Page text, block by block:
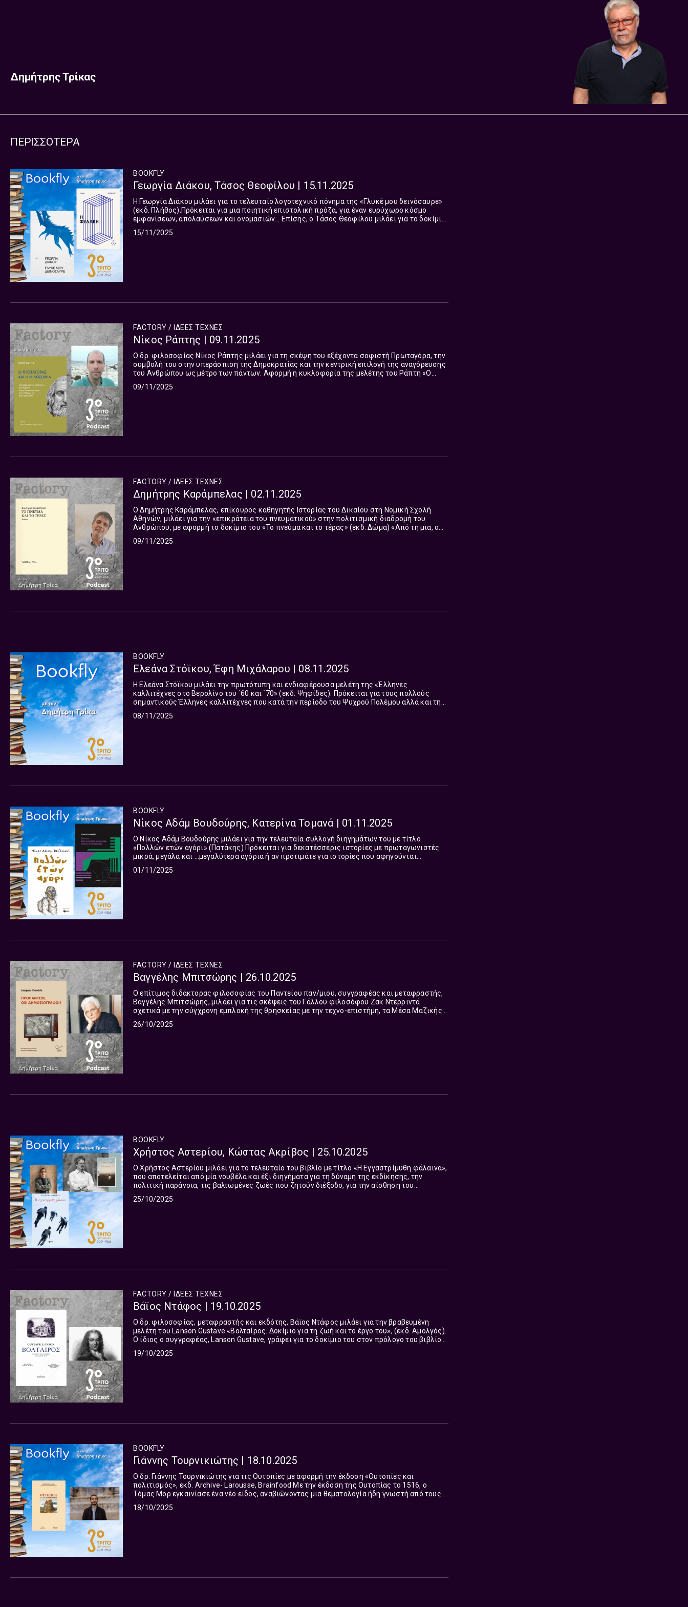
Δημήτρης Τρίκας
ΠΕΡΙΣΣΟΤΕΡΑ
BOOKFLY
Γεωργία Διάκου, Τάσος Θεοφίλου | 15.11.2025
Η Γεωργία Διάκου μιλάει για το τελευταίο λογοτεχνικό πόνημα της «Γλυκέ μου δεινόσαυρε»
(εκδ. Πλήθος).Πρόκειται για μια ποιητική επιστολική πρόζα, για έναν ευρύχωρο κόσμο
εμφανίσεων, απολαύσεων και ονομασιών… Επίσης, ο Τάσος Θεοφίλου μιλάει για το δοκίμιο
15/11/2025
FACTORY / ΙΔΕΕΣ ΤΕΧΝΕΣ
Νίκος Ράπτης | 09.11.2025
Ο δρ. φιλοσοφίας Νίκος Ράπτης μιλάει για τη σκέψη του εξέχοντα σοφιστή Πρωταγόρα, την
συμβολή του στην υπεράσπιση της Δημοκρατίας και την κεντρική επιλογή της αναγόρευσης
του Ανθρώπου ως μέτρο των πάντων. Αφορμή η κυκλοφορία της μελέτης του Ράπτη «Ο
09/11/2025
FACTORY / ΙΔΕΕΣ ΤΕΧΝΕΣ
Δημήτρης Καράμπελας | 02.11.2025
Ο Δημήτρης Καράμπελας, επίκουρος καθηγητής Ιστορίας του Δικαίου στη Νομική Σχολή
Αθηνών, μιλάει για την «επικράτεια του πνευματικού» στην πολιτισμική διαδρομή του
Ανθρώπου, με αφορμή το δοκίμιο του «Το πνεύμα και το τέρας» (εκδ. Δώμα) «Από τη μια, ο
09/11/2025
BOOKFLY
Ελεάνα Στόϊκου, Έφη Μιχάλαρου | 08.11.2025
Η Ελεάνα Στόϊκου μιλάει την πρωτότυπη και ενδιαφέρουσα μελέτη της «Έλληνες
καλλιτέχνες στο Βερολίνο του ΄60 και ΄70» (εκδ. Ψηφίδες). Πρόκειται για τους πολλούς
σημαντικούς Έλληνες καλλιτέχνες που κατά την περίοδο του Ψυχρού Πολέμου αλλά και της
08/11/2025
BOOKFLY
Νίκος Αδάμ Βουδούρης, Κατερίνα Τομανά | 01.11.2025
Ο Νίκος Αδάμ Βουδούρης μιλάει για την τελευταία συλλογή διηγημάτων του με τίτλο
«Πολλών ετών αγόρι» (Πατάκης) Πρόκειται για δεκατέσσερις ιστορίες με πρωταγωνιστές
μικρά, μεγάλα και …μεγαλύτερα αγόρια ή αν προτιμάτε για ιστορίες που αφηγούνται
01/11/2025
FACTORY / ΙΔΕΕΣ ΤΕΧΝΕΣ
Βαγγέλης Μπιτσώρης | 26.10.2025
Ο επίτιμος διδάκτορας φιλοσοφίας του Παντείου παν/μιου, συγγραφέας και μεταφραστής,
Βαγγέλης Μπιτσώρης, μιλάει για τις σκέψεις του Γάλλου φιλοσόφου Ζακ Ντερριντά
σχετικά με την σύγχρονη εμπλοκή της θρησκείας με την τεχνο-επιστήμη, τα Μέσα Μαζικής
26/10/2025
BOOKFLY
Χρήστος Αστερίου, Κώστας Ακρίβος | 25.10.2025
Ο Χρήστος Αστερίου μιλάει για το τελευταίο του βιβλίο με τίτλο «Η Εγγαστρίμυθη φάλαινα»,
που αποτελείται από μία νουβέλα και έξι διηγήματα για τη δύναμη της εκδίκησης, την
πολιτική παράνοια, τις βαλτωμένες ζωές που ζητούν διέξοδο, για την αίσθηση του
25/10/2025
FACTORY / ΙΔΕΕΣ ΤΕΧΝΕΣ
Βάϊος Ντάφος | 19.10.2025
Ο δρ. φιλοσοφίας, μεταφραστής και εκδότης, Βάϊος Ντάφος μιλάει για την βραβευμένη
μελέτη του Lanson Gustave «Βολταίρος. Δοκίμιο για τη ζωή και το έργο του», (εκδ. Αμολγός).
Ο ίδιος ο συγγραφέας, Lanson Gustave, γράφει για το δοκίμιο του στον πρόλογο του βιβλίου:
19/10/2025
BOOKFLY
Γιάννης Τουρνικιώτης | 18.10.2025
Ο δρ. Γιάννης Τουρνικιώτης για τις Ουτοπίες με αφορμή την έκδοση «Ουτοπίες και
πολιτισμός», εκδ. Archive- Larousse, Brainfood Με την έκδοση της Ουτοπίας το 1516, ο
Τόμας Μορ εγκαινίασε ένα νέο είδος, αναβιώνοντας μια θεματολογία ήδη γνωστή από τους
18/10/2025